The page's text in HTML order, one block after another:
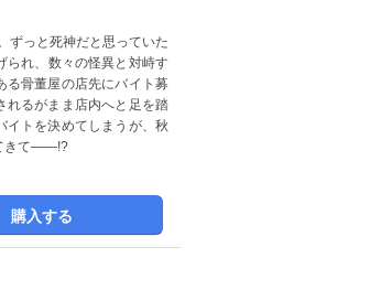
ずっと死神だと思っていた
られ、数々の怪異と対峙す
骨董屋の店先にバイト募
れるがまま店内へと足を踏
イトを決めてしまうが、秋
きて――!?
購入する